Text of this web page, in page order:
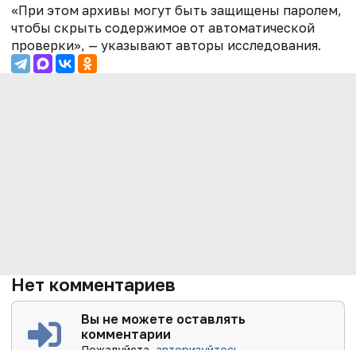
«При этом архивы могут быть защищены паролем,
чтобы скрыть содержимое от автоматической
проверки», — указывают авторы исследования.
Нет комментариев
Вы не можете оставлять
комментарии